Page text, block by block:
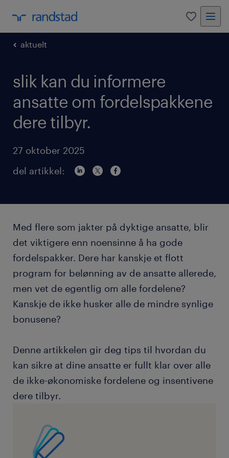
0
aktuelt
slik kan du informere
ansatte om fordelspakkene
dere tilbyr.
27 oktober 2025
del artikkel:
Med flere som jakter på dyktige ansatte, blir
det viktigere enn noensinne å ha gode
fordelspakker. Dere har kanskje et flott
program for belønning av de ansatte allerede,
men vet de egentlig om alle fordelene?
Kanskje de ikke husker alle de mindre synlige
bonusene?
Denne artikkelen gir deg tips til hvordan du
kan sikre at dine ansatte er fullt klar over alle
de ikke-økonomiske fordelene og insentivene
dere tilbyr.